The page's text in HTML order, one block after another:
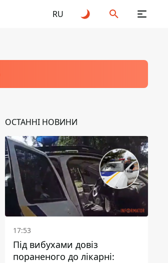
RU
ОСТАННІ НОВИНИ
17:53
Під вибухами довіз
пораненого до лікарні: